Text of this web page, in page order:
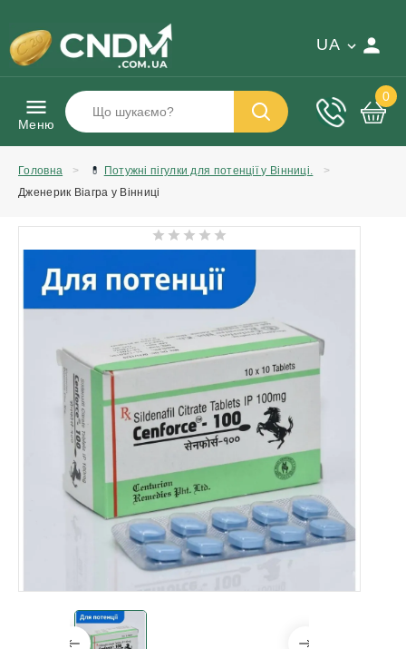
UA
Меню
0
Головна 💊
Потужні пігулки для потенції у Вінниці.
Дженерик Віагра у Вінниці